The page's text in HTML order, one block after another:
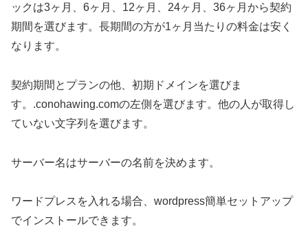
ックは3ヶ月、6ヶ月、12ヶ月、24ヶ月、36ヶ月から契約
期間を選びます。長期間の方が1ヶ月当たりの料金は安く
なります。
契約期間とプランの他、初期ドメインを選びま
す。.conohawing.comの左側を選びます。他の人が取得し
ていない文字列を選びます。
サーバー名はサーバーの名前を決めます。
ワードプレスを入れる場合、wordpress簡単セットアップ
でインストールできます。